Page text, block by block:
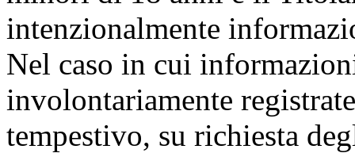
intenzionalmente
Nel caso in cui
involontariamente
tempestivo, su richiesta